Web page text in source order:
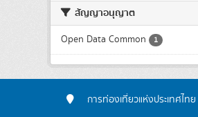
สัญญาอนุญาต
Open Data Common 1
การท่องเที่ยวแห่งประเทศไ